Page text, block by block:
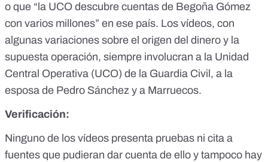
o que “la UCO descubre cuentas de Begoña Gómez
con varios millones” en ese país. Los vídeos, con
algunas variaciones sobre el origen del dinero y la
supuesta operación, siempre involucran a la Unidad
Central Operativa (UCO) de la Guardia Civil, a la
esposa de Pedro Sánchez y a Marruecos.
Verificación:
Ninguno de los vídeos presenta pruebas ni cita a
fuentes que pudieran dar cuenta de ello y tampoco hay